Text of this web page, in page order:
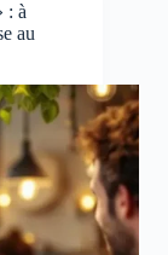
: à
au